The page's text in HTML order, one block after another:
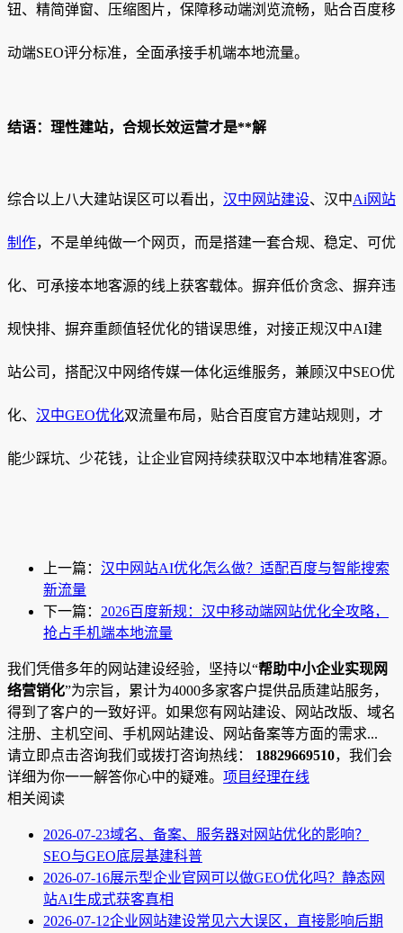
钮、精简弹窗、压缩图片，保障移动端浏览流畅，贴合百度移
动端SEO评分标准，全面承接手机端本地流量。
结语：理性建站，合规长效运营才是**解
综合以上八大建站误区可以看出， 汉中网站建设、汉中Ai网站
制作，不是单纯做一个网页，而是搭建一套合规、稳定、可优
化、可承接本地客源的线上获客载体。摒弃低价贪念、摒弃违
规快排、摒弃重颜值轻优化的错误思维，对接正规汉中AI建
站公司，搭配汉中网络传媒一体化运维服务，兼顾汉中SEO优
化、 汉中GEO优化双流量布局，贴合百度官方建站规则，才
能少踩坑、少花钱，让企业官网持续获取汉中本地精准客源。
上一篇： 汉中网站AI优化怎么做？适配百度与智能搜索
新流量
下一篇： 2026百度新规：汉中移动端网站优化全攻略，
抢占手机端本地流量
我们凭借多年的网站建设经验，坚持以“帮助中小企业实现网
络营销化”为宗旨，累计为4000多家客户提供品质建站服务，
得到了客户的一致好评。如果您有网站建设、网站改版、域名
注册、主机空间、手机网站建设、网站备案等方面的需求...
请立即点击咨询我们或拨打咨询热线：
18829669510，我们会
详细为你一一解答你心中的疑难。 项目经理在线
相关阅读
2026-07-23域名、备案、服务器对网站优化的影响？
SEO与GEO底层基建科普
2026-07-16展示型企业官网可以做GEO优化吗？静态网
站AI生成式获客真相
2026-07-12企业网站建设常见六大误区，直接影响后期